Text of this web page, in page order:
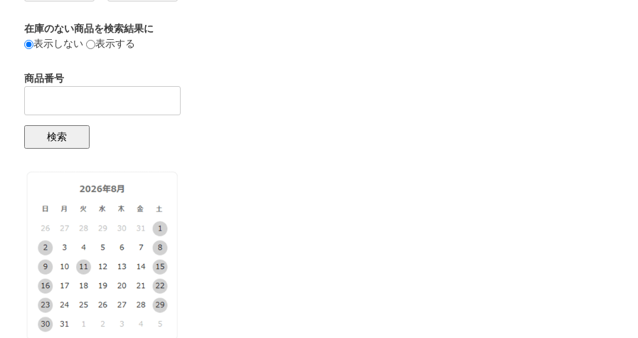
在庫のない商品を検索結果に
表示しない
表示する
商品番号
検索